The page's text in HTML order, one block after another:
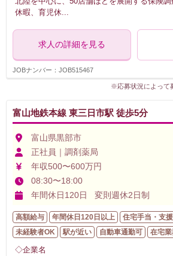
休暇、育児休
求人の詳細を見る
JOBナンバー：JOB515467
※応募状況によって
富山地鉄本線 東三日市駅 徒歩5分
富山県黒部市
正社員｜調剤薬局
年収500〜600万円
08:30〜18:00
年間休日120日 変則週休2日制
高額給与 年間休日120日以上 住宅手当・支援
未経験者OK
駅が近い 自動車通勤可 在宅業
◇企業名